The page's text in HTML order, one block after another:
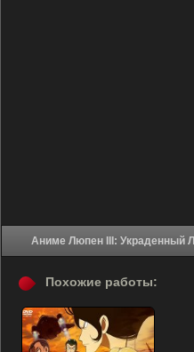
Похожие работы: